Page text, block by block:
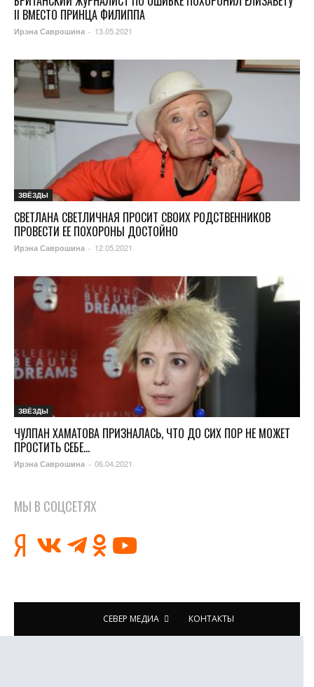
II ВМЕСТО ПРИНЦА ФИЛИППА
Ирэна Саврошина - 13.05.2021
ЗВЁЗДЫ
СВЕТЛАНА СВЕТЛИЧНАЯ ПРОСИТ СВОИХ РОДСТВЕННИКОВ
ПРОВЕСТИ ЕЕ ПОХОРОНЫ ДОСТОЙНО
Ирэна Саврошина - 12.05.2021
ЗВЁЗДЫ
ЧУЛПАН ХАМАТОВА ПРИЗНАЛАСЬ, ЧТО ДО СИХ ПОР НЕ МОЖЕТ
ПРОСТИТЬ СЕБЕ...
Ирэна Саврошина - 06.04.2021
МЫ В СОЦСЕТЯХ
СЕВЕР МЕДИА КОНТАКТЫ